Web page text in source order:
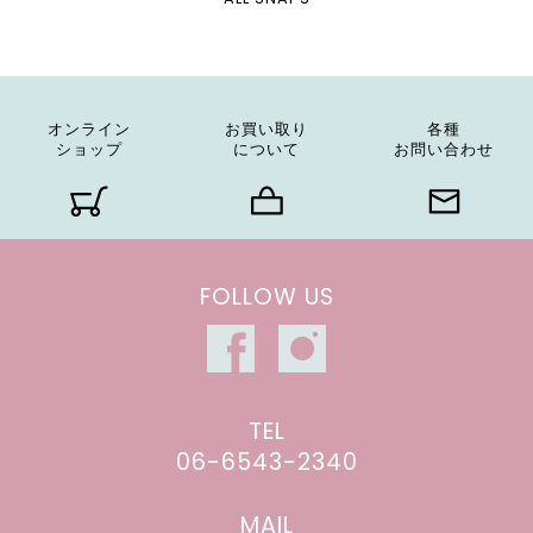
オンライン
ショップ
お買い取り
について
各種
お問い合わせ
FOLLOW US
TEL
06-6543-2340
MAIL